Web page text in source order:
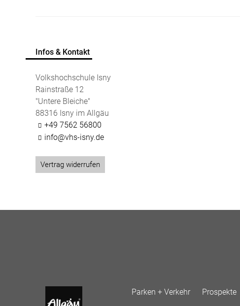
Infos & Kontakt
Volkshochschule Isny
Rainstraße 12
"Untere Bleiche"
88316 Isny im Allgäu
+49 7562 56800
info@vhs-isny.de
Vertrag widerrufen
Parken + Verkehr Prospekte